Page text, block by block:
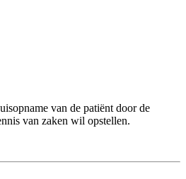
van de patiënt door de
van zaken wil opstellen.